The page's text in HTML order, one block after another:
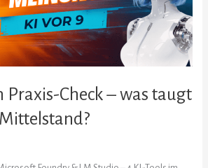
Praxis-Check – was taugt